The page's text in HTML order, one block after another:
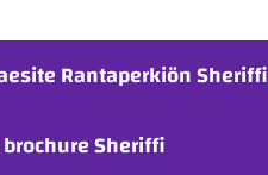
Rantaperkiön Sheriffi
Sheriffi